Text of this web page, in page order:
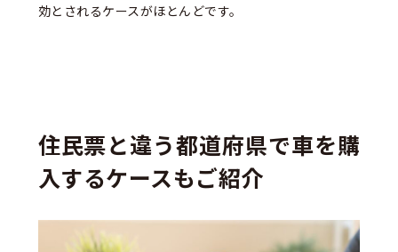
効とされるケースがほとんどです。
住民票と違う都道府県で車を購
入するケースもご紹介